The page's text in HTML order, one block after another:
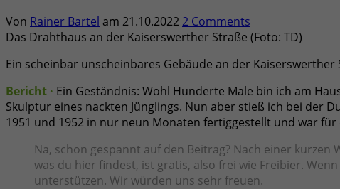
Von Rainer Bartel am 21.10.2022 2 Comments
Das Drahthaus an der Kaiserswerther Straße (Foto: TD)
Ein scheinbar unscheinbares Gebäude an der
Bericht · Ein Geständnis: Wohl Hunderte Male bin ich am
Skulptur eines nackten Jünglings. Nun aber stieß ich bei der
1951 und 1952 in nur neun Monaten fertiggestellt und war
Na, schon gespannt auf den Beitrag? Nach einer
was du hier findest, ist gratis, also frei wie Freibier.
unterstützen. Wir würden uns sehr freuen.